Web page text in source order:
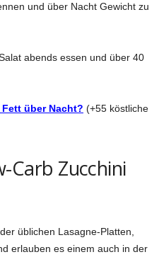
und über Nacht Gewicht zu
abends essen und über 40
über Nacht? (+55 köstliche
Carb Zucchini
üblichen Lasagne-Platten,
erlauben es einem auch in der